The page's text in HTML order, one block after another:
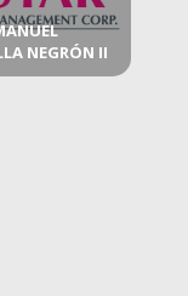
NEGRÓN II